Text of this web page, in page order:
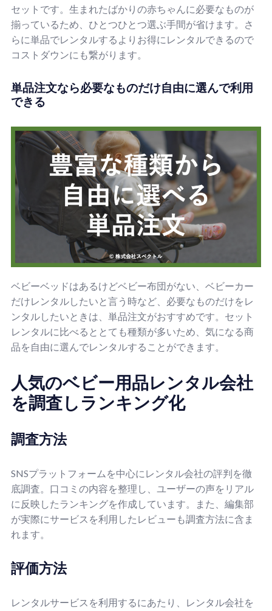
セットです。生まれたばかりの赤ちゃんに必要なものが
揃っているため、ひとつひとつ選ぶ手間が省けます。さ
らに単品でレンタルするよりお得にレンタルできるので
コストダウンにも繋がります。
単品注文なら必要なものだけ自由に選んで利用
できる
ベビーベッドはあるけどベビー布団がない、ベビーカー
だけレンタルしたいと言う時など、必要なものだけをレ
ンタルしたいときは、単品注文がおすすめです。セット
レンタルに比べるととても種類が多いため、気になる商
品を自由に選んでレンタルすることができます。
人気のベビー用品レンタル会社
を調査しランキング化
調査方法
SNSプラットフォームを中心にレンタル会社の評判を徹
底調査。口コミの内容を整理し、ユーザーの声をリアル
に反映したランキングを作成しています。また、編集部
が実際にサービスを利用したレビューも調査方法に含ま
れます。
評価方法
レンタルサービスを利用するにあたり、レンタル会社を